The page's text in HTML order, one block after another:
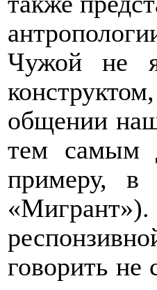
Чужой не
общении
тем самым
примеру, в
говорить не